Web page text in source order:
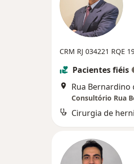
CRM RJ 034221 RQE
Pacientes fiéis
Consultório Rua
Cirurgia de